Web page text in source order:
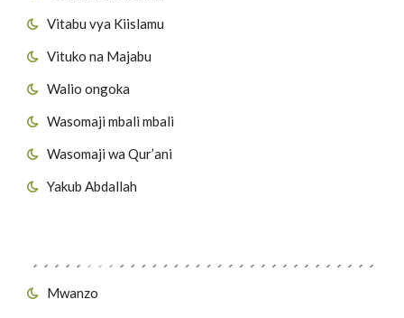
Vitabu vya Kiislamu
Vituko na Majabu
Walio ongoka
Wasomaji mbali mbali
Wasomaji wa Qur’ani
Yakub Abdallah
Mwanzo